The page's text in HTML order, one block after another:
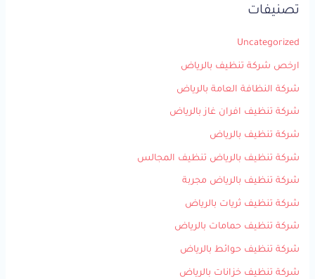
تصنيفات
Uncategorized
ارخص شركة تنظيف بالرياض
شركة النظافة العامة بالرياض
شركة تنظيف افران غاز بالرياض
شركة تنظيف بالرياض
شركة تنظيف بالرياض تنظيف المجالس
شركة تنظيف بالرياض مجربة
شركة تنظيف ثريات بالرياض
شركة تنظيف حمامات بالرياض
شركة تنظيف حوائط بالرياض
شركة تنظيف خزانات بالرياض